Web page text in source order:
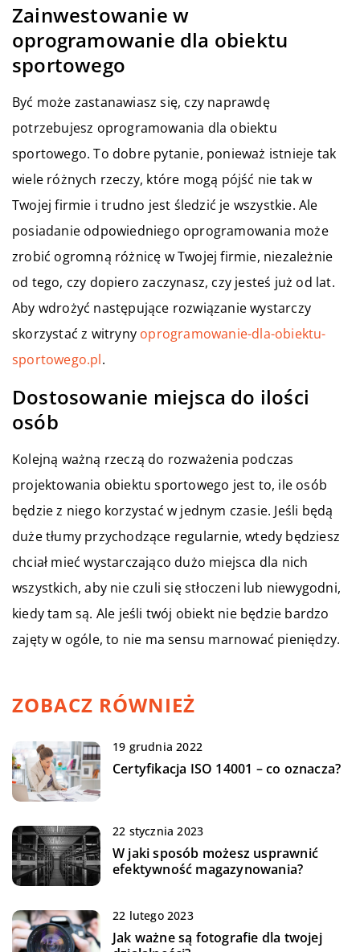
Zainwestowanie w
oprogramowanie dla obiektu
sportowego
Być może zastanawiasz się, czy naprawdę
potrzebujesz oprogramowania dla obiektu
sportowego. To dobre pytanie, ponieważ istnieje tak
wiele różnych rzeczy, które mogą pójść nie tak w
Twojej firmie i trudno jest śledzić je wszystkie. Ale
posiadanie odpowiedniego oprogramowania może
zrobić ogromną różnicę w Twojej firmie, niezależnie
od tego, czy dopiero zaczynasz, czy jesteś już od lat.
Aby wdrożyć następujące rozwiązanie wystarczy
skorzystać z witryny oprogramowanie-dla-obiektu-
sportowego.pl.
Dostosowanie miejsca do ilości
osób
Kolejną ważną rzeczą do rozważenia podczas
projektowania obiektu sportowego jest to, ile osób
będzie z niego korzystać w jednym czasie. Jeśli będą
duże tłumy przychodzące regularnie, wtedy będziesz
chciał mieć wystarczająco dużo miejsca dla nich
wszystkich, aby nie czuli się stłoczeni lub niewygodni,
kiedy tam są. Ale jeśli twój obiekt nie będzie bardzo
zajęty w ogóle, to nie ma sensu marnować pieniędzy.
ZOBACZ RÓWNIEŻ
19 grudnia 2022
Certyfikacja ISO 14001 – co oznacza?
22 stycznia 2023
W jaki sposób możesz usprawnić
efektywność magazynowania?
22 lutego 2023
Jak ważne są fotografie dla twojej